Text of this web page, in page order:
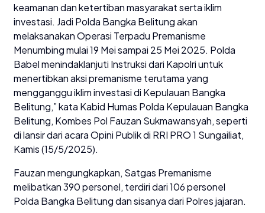
keamanan dan ketertiban masyarakat serta iklim
investasi. Jadi Polda Bangka Belitung akan
melaksanakan Operasi Terpadu Premanisme
Menumbing mulai 19 Mei sampai 25 Mei 2025. Polda
Babel menindaklanjuti Instruksi dari Kapolri untuk
menertibkan aksi premanisme terutama yang
mengganggu iklim investasi di Kepulauan Bangka
Belitung,” kata Kabid Humas Polda Kepulauan Bangka
Belitung, Kombes Pol Fauzan Sukmawansyah, seperti
di lansir dari acara Opini Publik di RRI PRO 1 Sungailiat,
Kamis (15/5/2025).
Fauzan mengungkapkan, Satgas Premanisme
melibatkan 390 personel, terdiri dari 106 personel
Polda Bangka Belitung dan sisanya dari Polres jajaran.